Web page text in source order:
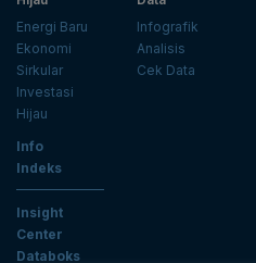
Energi Baru
Ekonomi
Sirkular
Investasi
Hijau
Infografik
Analisis
Cek Data
Info
Indeks
Insight
Center
Databoks